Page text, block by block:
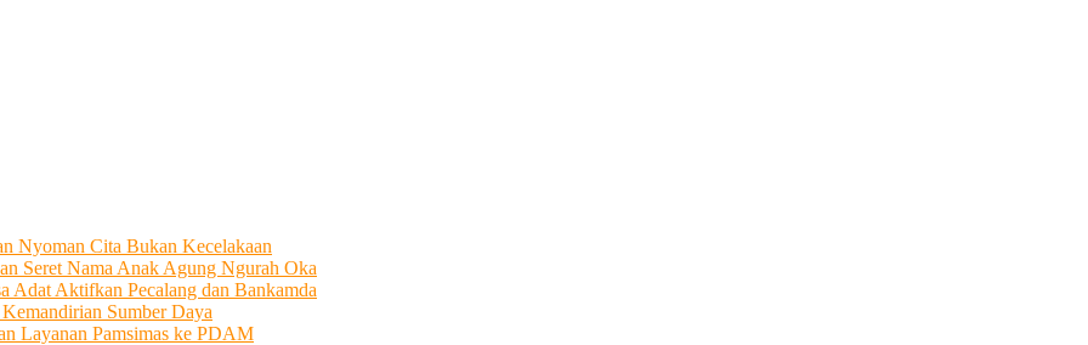
Nyoman Cita Bukan Kecelakaan
Seret Nama Anak Agung Ngurah Oka
Aktifkan Pecalang dan Bankamda
Sumber Daya
Layanan Pamsimas ke PDAM